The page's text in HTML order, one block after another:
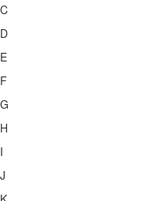
C
D
E
F
G
H
I
J